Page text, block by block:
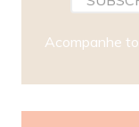
Acompanhe